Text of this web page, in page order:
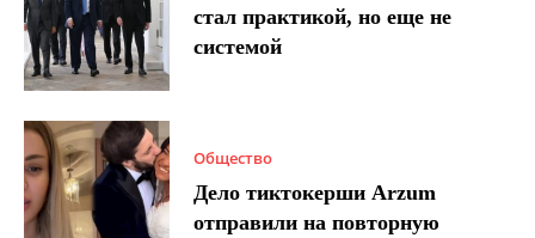
стал практикой, но еще не
системой
Общество
Дело тиктокерши Arzum
отправили на повторную